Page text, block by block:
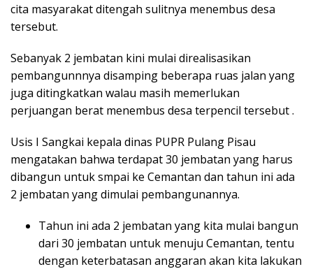
cita masyarakat ditengah sulitnya menembus desa
tersebut.
Sebanyak 2 jembatan kini mulai direalisasikan
pembangunnnya disamping beberapa ruas jalan yang
juga ditingkatkan walau masih memerlukan
perjuangan berat menembus desa terpencil tersebut .
Usis I Sangkai kepala dinas PUPR Pulang Pisau
mengatakan bahwa terdapat 30 jembatan yang harus
dibangun untuk smpai ke Cemantan dan tahun ini ada
2 jembatan yang dimulai pembangunannya.
Tahun ini ada 2 jembatan yang kita mulai bangun
dari 30 jembatan untuk menuju Cemantan, tentu
dengan keterbatasan anggaran akan kita lakukan